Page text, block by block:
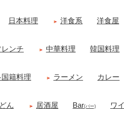
日本料理 洋食系 洋食屋
レンチ 中華料理 韓国料理
国籍料理 ラーメン カレー
ん 居酒屋 Bar(バー) ワ